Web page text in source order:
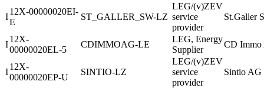
I
12X-00000020EI-
E
ST_GALLER_SW-LZ
LEG/(v)ZEV
service
provider
St.Galler
I
12X-
00000020EL-5
CDIMMOAG-LE
LEG, Energy
Supplier
CD Immo
I
12X-
00000020EP-U
SINTIO-LZ
LEG/(v)ZEV
service
provider
Sintio AG